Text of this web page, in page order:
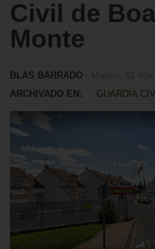
Civil de
Monte
BLAS BARRADO
ARCHIVADO EN:
GUARDIA